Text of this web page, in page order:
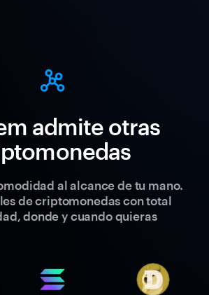
admite otras
al alcance de tu mano.
de criptomonedas con total
donde y cuando quieras